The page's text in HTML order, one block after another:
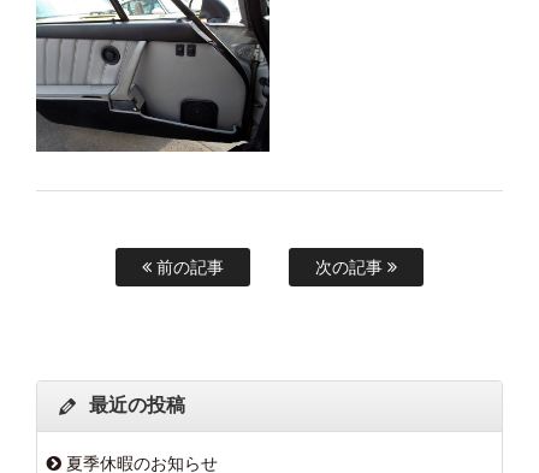
前の記事 次の記事
最近の投稿
夏季休暇のお知らせ